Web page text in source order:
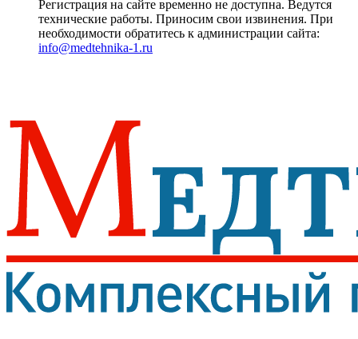
Регистрация на сайте временно не доступна. Ведутся
технические работы. Приносим свои извинения. При
необходимости обратитесь к администрации сайта:
info@medtehnika-1.ru